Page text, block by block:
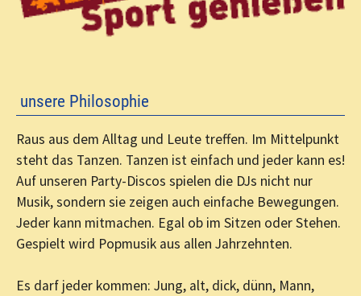
unsere Philosophie
Raus aus dem Alltag und Leute treffen. Im Mittelpunkt
steht das Tanzen. Tanzen ist einfach und jeder kann es!
Auf unseren Party-Discos spielen die DJs nicht nur
Musik, sondern sie zeigen auch einfache Bewegungen.
Jeder kann mitmachen. Egal ob im Sitzen oder Stehen.
Gespielt wird Popmusik aus allen Jahrzehnten.
Es darf jeder kommen: Jung, alt, dick, dünn, Mann,